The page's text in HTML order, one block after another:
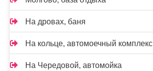
На дровах, баня
На кольце, автомоечный комплекс
На Чередовой, автомойка